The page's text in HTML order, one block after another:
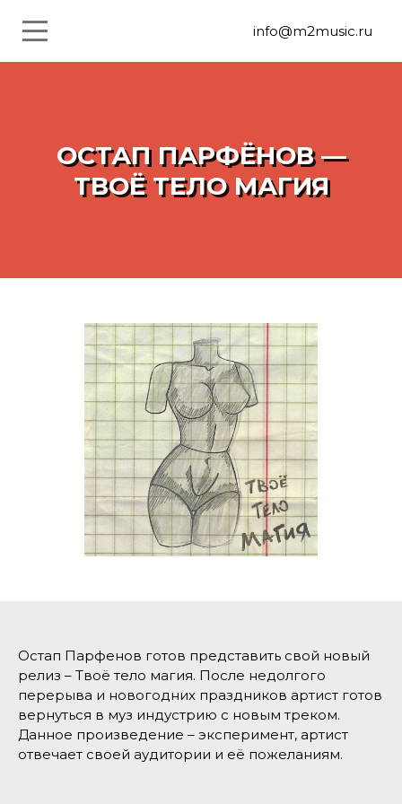
info@m2music.ru
ОСТАП ПАРФЁНОВ —
ТВОЁ ТЕЛО МАГИЯ
Остап Парфенов готов представить свой новый
релиз – Твоё тело магия. После недолгого
перерыва и новогодних праздников артист готов
вернуться в муз индустрию с новым треком.
Данное произведение – эксперимент, артист
отвечает своей аудитории и её пожеланиям.